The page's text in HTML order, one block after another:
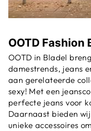
OOTD Fashion
OOTD in Bladel
damestrends, jeans
aan gerelateerde
sexy! Met een
perfecte jeans voor
Daarnaast bieden
unieke accessoires